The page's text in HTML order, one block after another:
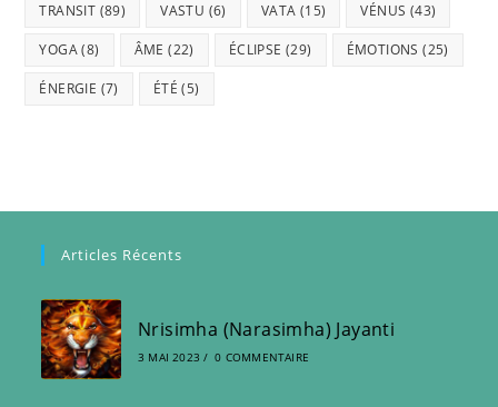
TRANSIT (89) VASTU (6) VATA (15) VÉNUS (43)
YOGA(8) ÂME (22) ÉCLIPSE (29) ÉMOTIONS (25)
ÉNERGIE (7) ÉTÉ (5)
Articles Récents
Nrisimha (Narasimha) Jayanti
3 MAI 2023 / 0 COMMENTAIRE